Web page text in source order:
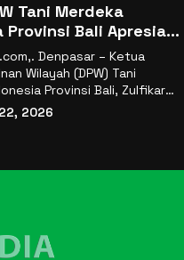
Tani Merdeka
Provinsi Bali Apresiasi
Dr. Sudaryono
Badan Gizi
Denpasar – Ketua
Wilayah (DPW) Tani
Provinsi Bali, Zulfikar
ucapan
2026